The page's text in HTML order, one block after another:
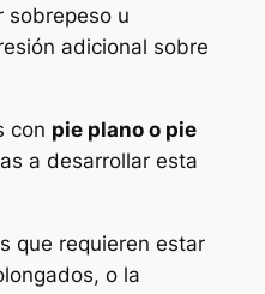
sobrepeso u
adicional sobre
con pie plano o pie
a desarrollar esta
que requieren estar
o la